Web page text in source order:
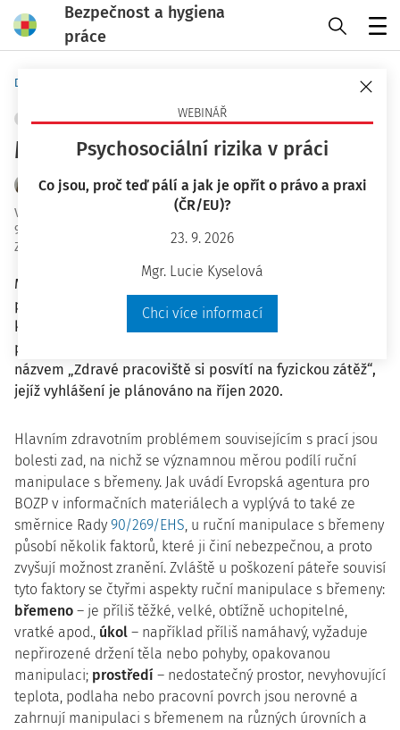
Bezpečnost a hygiena
práce
WEBINÁŘ
Psychosociální rizika v práci
Co jsou, proč teď pálí a jak je opřít o právo a praxi
(ČR/EU)?
23. 9. 2026
Mgr. Lucie Kyselová
Chci více informací
Domů
MANIPULACE S BŘEMENY + PŘIDAT VLASTNÍ
Manipulace s břemeny
Mgr. Kateřina Hrubá
Vydáno
9 minut čtení
Zdroj
Bezpečnost a hygiena práce 10/2020
Muskuloskeletální poruchy související s prací jsou u
pracovníků v Evropě velmi časté. Jistě také proto
kampaň Zdravé pracoviště na období 2020–2022
pořádaná agenturou EU-OSHA bude tentokrát pod
názvem „Zdravé pracoviště si posvítí na fyzickou zátěž“,
jejíž vyhlášení je plánováno na říjen 2020.
Hlavním zdravotním problémem souvisejícím s prací jsou
bolesti zad, na nichž se významnou měrou podílí ruční
manipulace s břemeny. Jak uvádí Evropská agentura pro
BOZP v informačních materiálech a vyplývá to také ze
směrnice Rady 90/269/EHS, u ruční manipulace s břemeny
působí několik faktorů, které ji činí nebezpečnou, a proto
zvyšují možnost zranění. Zvláště u poškození páteře souvisí
tyto faktory se čtyřmi aspekty ruční manipulace s břemeny:
břemeno – je příliš těžké, velké, obtížně uchopitelné,
vratké apod., úkol – například příliš namáhavý, vyžaduje
nepřirozené držení těla nebo pohyby, opakovanou
manipulaci; prostředí – nedostatečný prostor, nevyhovující
teplota, podlaha nebo pracovní povrch jsou nerovné a
zahrnují manipulaci s břemenem na různých úrovních a